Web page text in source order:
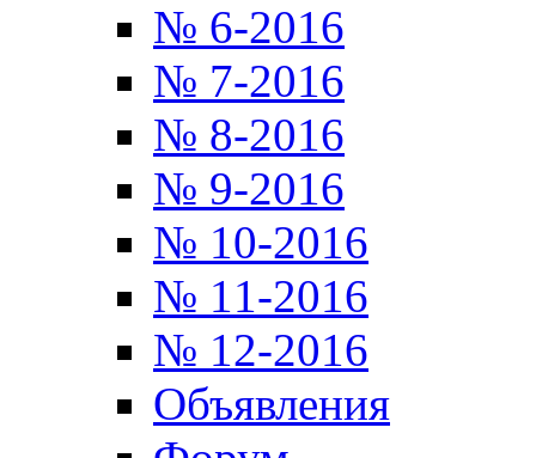
№ 6-2016
№ 7-2016
№ 8-2016
№ 9-2016
№ 10-2016
№ 11-2016
№ 12-2016
Объявления